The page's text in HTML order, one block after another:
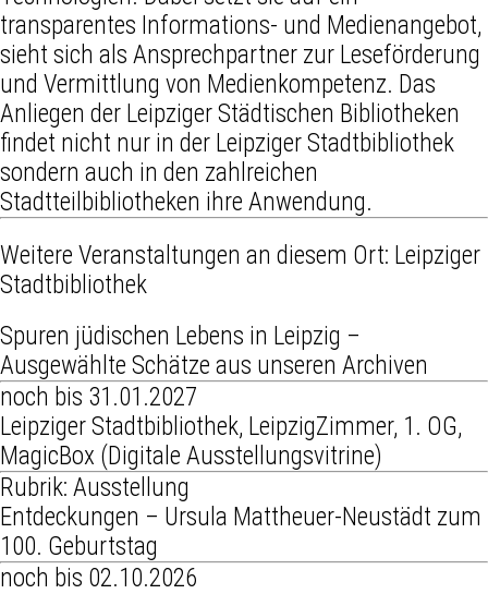
transparentes Informations- und Medienangebot,
sieht sich als Ansprechpartner zur Leseförderung
und Vermittlung von Medienkompetenz. Das
Anliegen der Leipziger Städtischen Bibliotheken
findet nicht nur in der Leipziger Stadtbibliothek
sondern auch in den zahlreichen
Stadtteilbibliotheken ihre Anwendung.
Weitere Veranstaltungen an diesem Ort: Leipziger
Stadtbibliothek
Spuren jüdischen Lebens in Leipzig –
Ausgewählte Schätze aus unseren Archiven
noch bis 31.01.2027
Leipziger Stadtbibliothek, LeipzigZimmer, 1. OG,
MagicBox (Digitale Ausstellungsvitrine)
Rubrik: Ausstellung
Entdeckungen – Ursula Mattheuer-Neustädt zum
100. Geburtstag
noch bis 02.10.2026